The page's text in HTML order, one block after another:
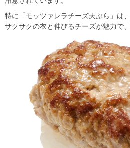
特に「モッツァレラチーズ天ぷら」は
サクサクの衣と伸びるチーズが魅力で